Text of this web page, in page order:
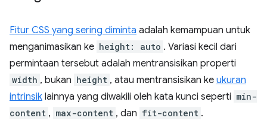
Fitur CSS yang sering diminta adalah kemampuan untuk
menganimasikan ke height: auto . Variasi kecil dari
permintaan tersebut adalah mentransisikan properti
width , bukan height , atau mentransisikan ke ukuran
intrinsik lainnya yang diwakili oleh kata kunci seperti min-
content , max-content , dan fit-content .